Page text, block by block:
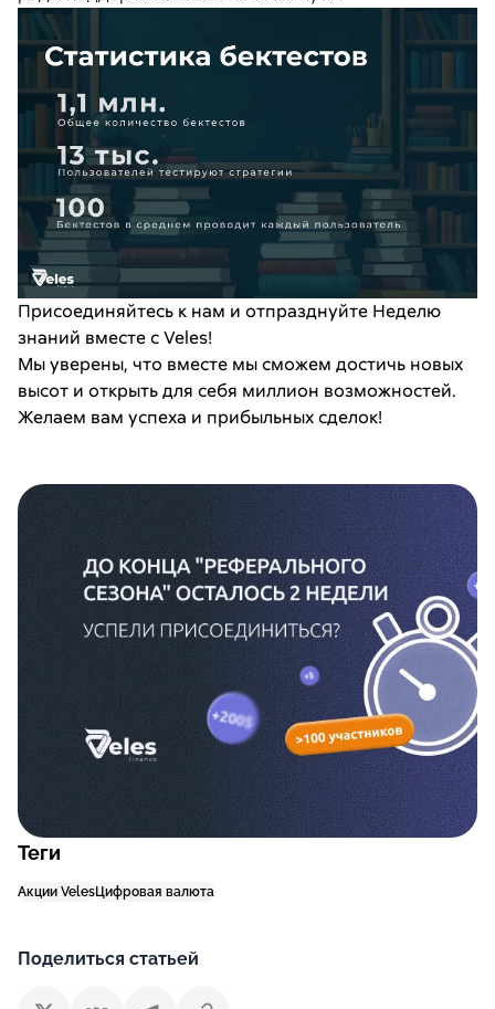
Присоединяйтесь к нам и отпразднуйте Неделю
знаний вместе с Veles!
Мы уверены, что вместе мы сможем достичь новых
высот и открыть для себя миллион возможностей.
Желаем вам успеха и прибыльных сделок!
Теги
Акции VelesЦифровая валюта
Поделиться статьей